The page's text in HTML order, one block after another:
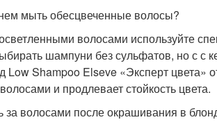
мыть обесцвеченные волосы?
волосами используйте
шампуни без сульфатов, но с
Shampoo Elseve «Эксперт цвета»
и продлевает стойкость цвета.
за волосами после окрашивания в